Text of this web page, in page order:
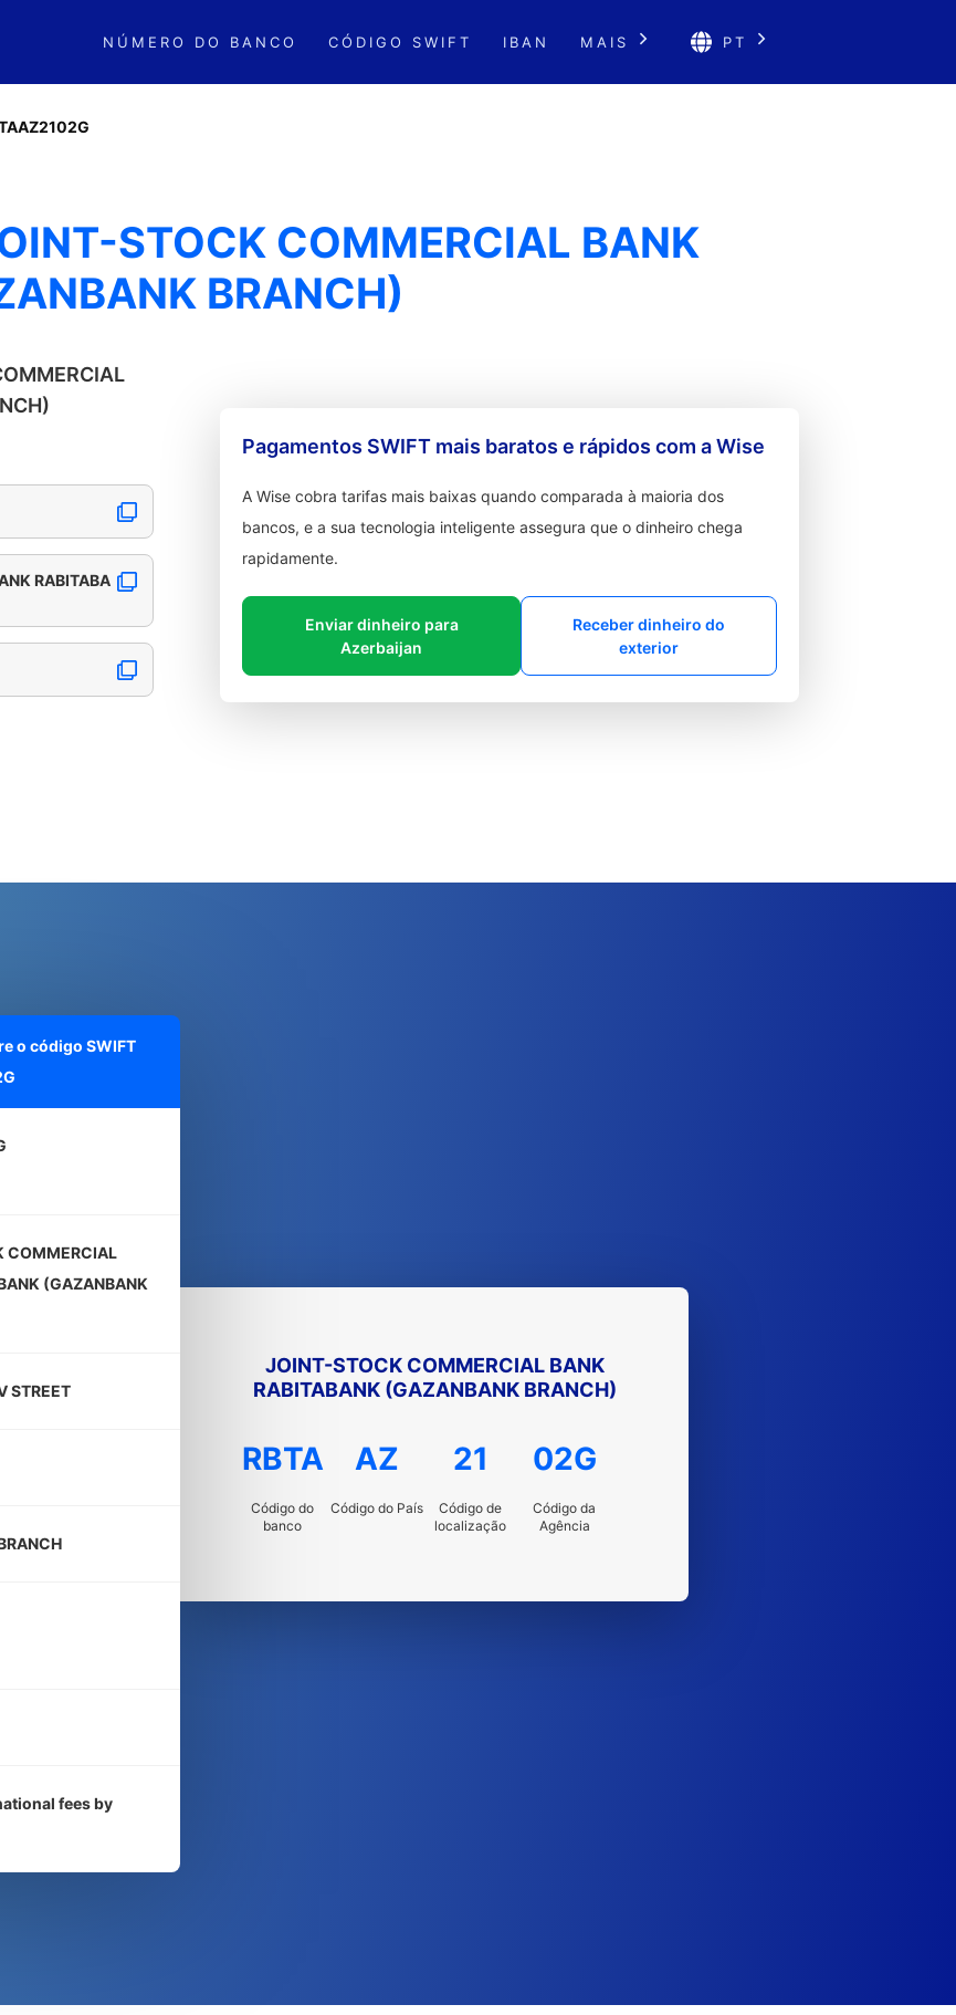
NÚMERO DO BANCO CÓDIGO SWIFT IBAN MAIS PT
STOCK COMMERCIAL BANK
BRANCH)
RABITABA
Pagamentos SWIFT mais baratos e rápidos com a Wise
A Wise cobra tarifas mais baixas quando comparada à maioria dos
bancos, e a sua tecnologia inteligente assegura que o dinheiro chega
rapidamente.
Enviar dinheiro para
Azerbaijan
Receber dinheiro do
exterior
o código SWIFT
COMMERCIAL
(GAZANBANK
STREET
fees by
JOINT-STOCK COMMERCIAL BANK
RABITABANK (GAZANBANK BRANCH)
RBTA
Código do
banco
AZ
Código do País
21
Código de
localização
02G
Código da
Agência